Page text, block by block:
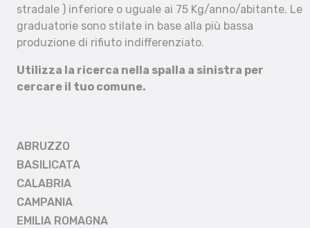
stradale ) inferiore o uguale ai 75 Kg/anno/abitante. Le
graduatorie sono stilate in base alla più bassa
produzione di rifiuto indifferenziato.
Utilizza la ricerca nella spalla a sinistra per
cercare il tuo comune.
ABRUZZO
BASILICATA
CALABRIA
CAMPANIA
EMILIA ROMAGNA